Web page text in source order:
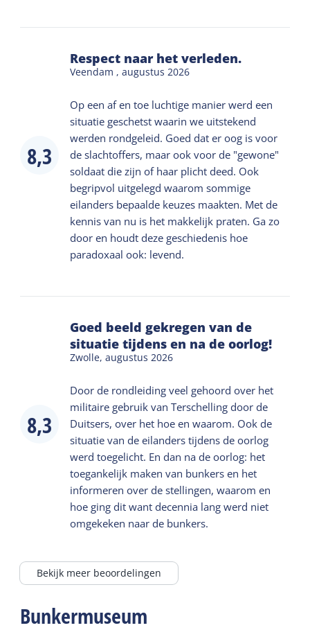
8,3
Respect naar het verleden.
Veendam ,augustus 2026
Op een af en toe luchtige manier werd een
situatie geschetst waarin we uitstekend
werden rondgeleid. Goed dat er oog is voor
de slachtoffers, maar ook voor de "gewone"
soldaat die zijn of haar plicht deed. Ook
begripvol uitgelegd waarom sommige
eilanders bepaalde keuzes maakten. Met de
kennis van nu is het makkelijk praten. Ga zo
door en houdt deze geschiedenis hoe
paradoxaal ook: levend.
8,3
Goed beeld gekregen van de
situatie tijdens en na de oorlog!
Zwolle,augustus 2026
Door de rondleiding veel gehoord over het
militaire gebruik van Terschelling door de
Duitsers, over het hoe en waarom. Ook de
situatie van de eilanders tijdens de oorlog
werd toegelicht. En dan na de oorlog: het
toegankelijk maken van bunkers en het
informeren over de stellingen, waarom en
hoe ging dit want decennia lang werd niet
omgekeken naar de bunkers.
Bekijk meer beoordelingen
Bunkermuseum